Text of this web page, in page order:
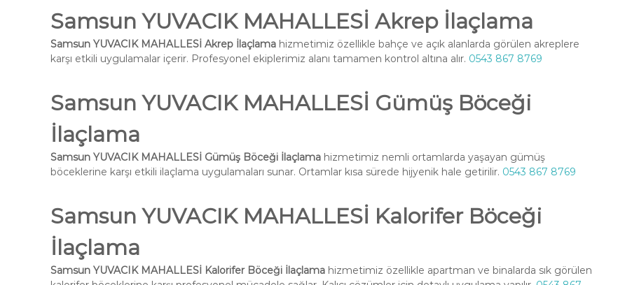
Samsun YUVACIK MAHALLESİ Akrep İlaçlama
Samsun YUVACIK MAHALLESİ Akrep İlaçlama hizmetimiz özellikle bahçe ve açık alanlarda görülen akreplere
karşı etkili uygulamalar içerir. Profesyonel ekiplerimiz alanı tamamen kontrol altına alır. 0543 867 8769
Samsun YUVACIK MAHALLESİ Gümüş Böceği
İlaçlama
Samsun YUVACIK MAHALLESİ Gümüş Böceği İlaçlama hizmetimiz nemli ortamlarda yaşayan gümüş
böceklerine karşı etkili ilaçlama uygulamaları sunar. Ortamlar kısa sürede hijyenik hale getirilir. 0543 867 8769
Samsun YUVACIK MAHALLESİ Kalorifer Böceği
İlaçlama
Samsun YUVACIK MAHALLESİ Kalorifer Böceği İlaçlama hizmetimiz özellikle apartman ve binalarda sık görülen